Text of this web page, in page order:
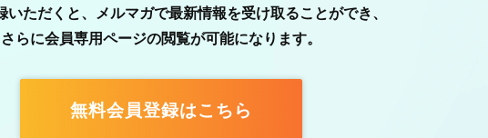
いただくと、メルマガで最新情報を受け取ることができ、
さらに会員専用ページの閲覧が可能になります。
無料会員登録はこちら